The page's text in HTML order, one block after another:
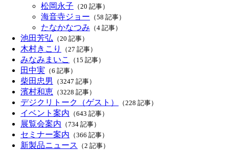
松岡永子 （20 記事）
海音寺ジョー （58 記事）
たなかなつみ （4 記事）
池田芳弘 （20 記事）
木村きこり （27 記事）
みなみまいこ （15 記事）
田中実 （6 記事）
柴田忠男 （3247 記事）
濱村和恵 （3228 記事）
デジクリトーク（ゲスト） （228 記事）
イベント案内 （643 記事）
展覧会案内 （734 記事）
セミナー案内 （366 記事）
新製品ニュース （2 記事）